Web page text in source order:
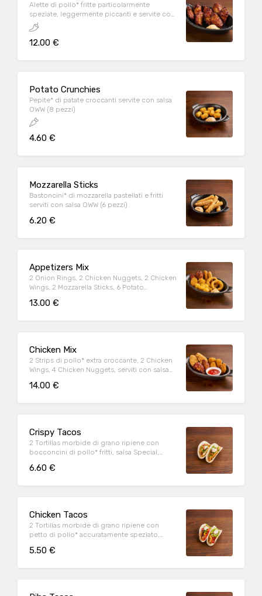
Alette di pollo* fritte particolarmente
speziate, leggermente piccanti e servite con
salsa OWW
12.00 €
Potato Crunchies
Pepite* di patate croccanti servite con salsa
OWW (8 pezzi)
4.60 €
Mozzarella Sticks
Bastoncini* di mozzarella pastellati e fritti
serviti con salsa OWW (6 pezzi)
6.20 €
Appetizers Mix
2 Onion Rings, 2 Chicken Nuggets, 2 Chicken
Wings, 2 Mozzarella Sticks, 6 Potato
13.00 €
Chicken Mix
2 Strips di pollo* extra croccante, 2 Chicken
Wings, 4 Chicken Nuggets, serviti con salsa
14.00 €
Crispy Tacos
2 Tortillas morbide di grano ripiene con
bocconcini di pollo* fritti, salsa Special,
guarnito con sauce Cream
6.60 €
Chicken Tacos
2 Tortillas morbide di grano ripiene con
petto di pollo* accuratamente speziato,
Messicana, mix di formaggi, insalata iceberg
5.50 €